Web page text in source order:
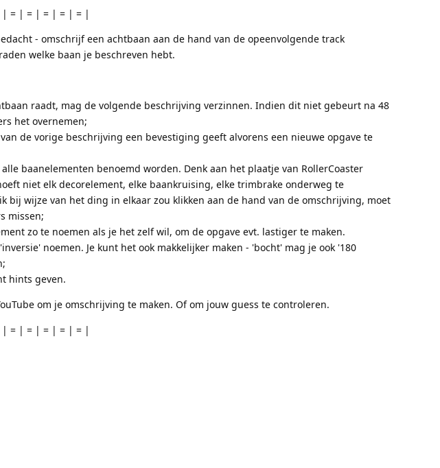
= | = | = | = | = |
- omschrijf een achtbaan aan de hand van de opeenvolgende track
welke baan je beschreven hebt.
raadt, mag de volgende beschrijving verzinnen. Indien dit niet gebeurt na 48
het overnemen;
de vorige beschrijving een bevestiging geeft alvorens een nieuwe opgave te
baanelementen benoemd worden. Denk aan het plaatje van RollerCoaster
niet elk decorelement, elke baankruising, elke trimbrake onderweg te
bij wijze van het ding in elkaar zou klikken aan de hand van de omschrijving, moet
missen;
zo te noemen als je het zelf wil, om de opgave evt. lastiger te maken.
noemen. Je kunt het ook makkelijker maken - 'bocht' mag je ook '180
hints geven.
om je omschrijving te maken. Of om jouw guess te controleren.
= | = | = | = | = |